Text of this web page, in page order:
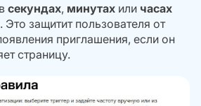
секундах, минутах или часах
защитит пользователя от
приглашения, если он
страницу.